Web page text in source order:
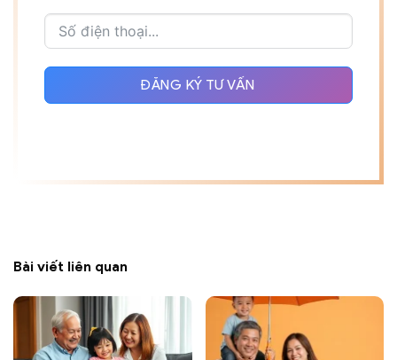
ĐĂNG KÝ TƯ VẤN
Bài viết liên quan